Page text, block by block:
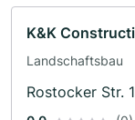
K&K
Landschaftsbau
Rostocker Str.